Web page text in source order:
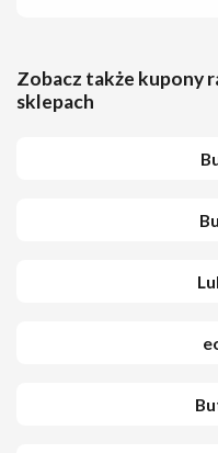
Zobacz także kupony
sklepach